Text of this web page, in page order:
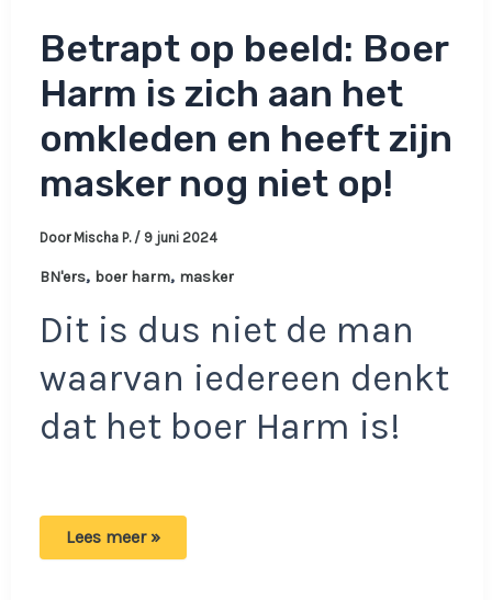
Betrapt op beeld: Boer
Harm is zich aan het
omkleden en heeft zijn
masker nog niet op!
Door Mischa P. / 9 juni 2024
BN'ers, boer harm, masker
Dit is dus niet de man
waarvan iedereen denkt
dat het boer Harm is!
Betrapt
Lees meer »